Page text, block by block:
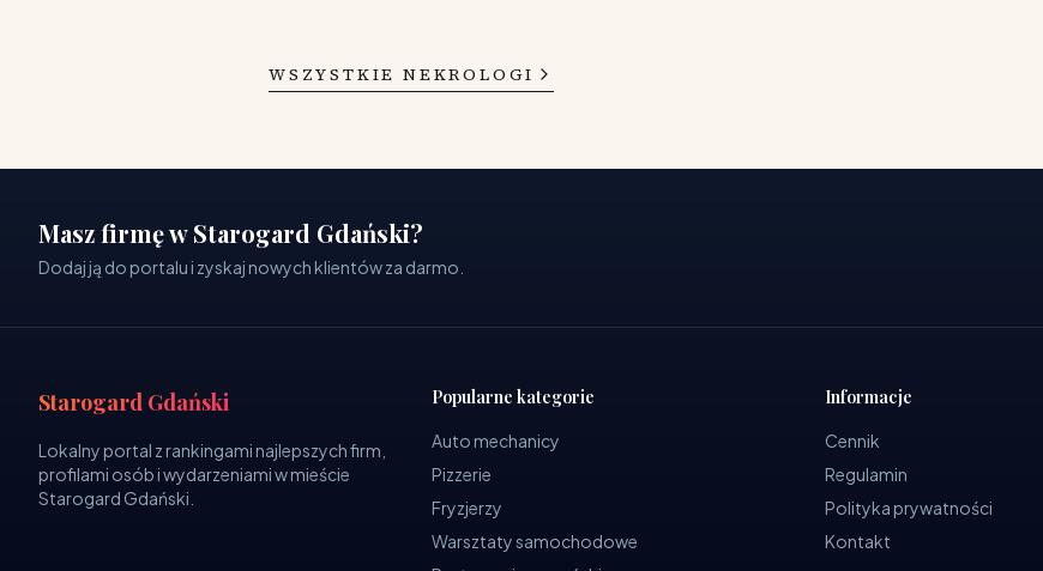
WSZYSTKIE NEKROLOGI
Masz firmę w Starogard Gdański?
Dodaj ją do portalu i zyskaj nowych klientów za darmo.
Starogard Gdański
Lokalny portal z rankingami najlepszych firm,
profilami osób i wydarzeniami w mieście
Starogard Gdański.
Popularne kategorie
Auto mechanicy
Pizzerie
Fryzjerzy
Warsztaty samochodowe
Informacje
Cennik
Regulamin
Polityka prywatności
Kontakt